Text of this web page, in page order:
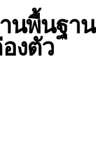
นพื้นฐาน
งตัว